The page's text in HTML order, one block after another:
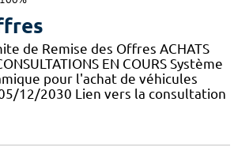
de Remise des Offres ACHATS
EN COURS Système
pour l'achat de véhicules
12/2030 Lien vers la consultation